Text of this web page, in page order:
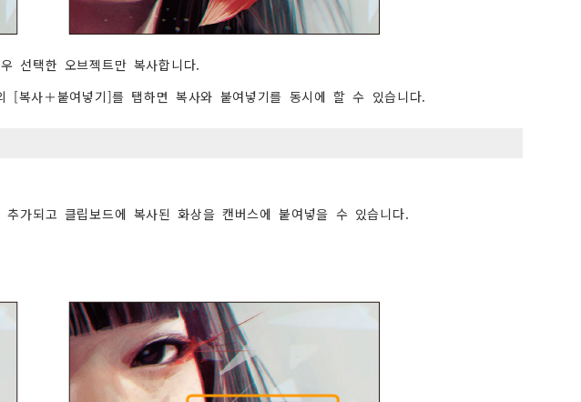
선택한 오브젝트만 복사합니다.
사＋붙여넣기]를 탭하면 복사와 붙여넣기를 동시에 할 수 있습니다.
가되고 클립보드에 복사된 화상을 캔버스에 붙여넣을 수 있습니다.